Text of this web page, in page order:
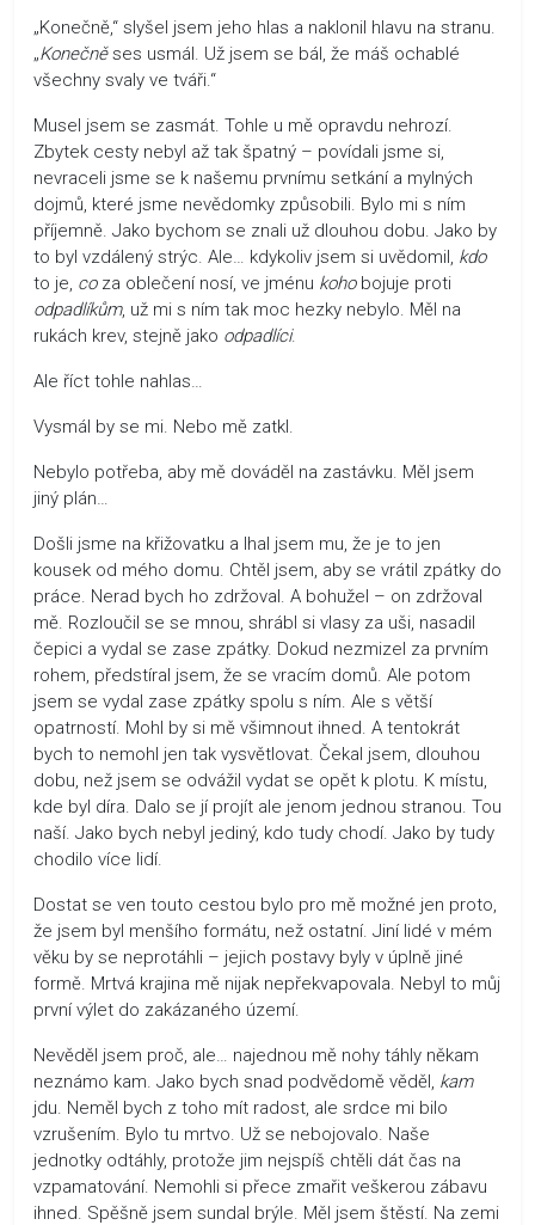
„Konečně,“ slyšel jsem jeho hlas a naklonil hlavu na stranu.
„Konečněses usmál. Už jsem se bál, že máš ochablé
všechny svaly ve tváři.“
Musel jsem se zasmát. Tohle u mě opravdu nehrozí.
Zbytek cesty nebyl až tak špatný – povídali jsme si,
nevraceli jsme se k našemu prvnímu setkání a mylných
dojmů, které jsme nevědomky způsobili. Bylo mi s ním
příjemně. Jako bychom se znali už dlouhou dobu. Jako by
to byl vzdálený strýc. Ale… kdykoliv jsem si uvědomil, kdo
to je, co za oblečení nosí, ve jménu kohobojuje proti
odpadlíkům, už mi s ním tak moc hezky nebylo. Měl na
rukách krev, stejně jako odpadlíci.
Ale říct tohle nahlas…
Vysmál by se mi. Nebo mě zatkl.
Nebylo potřeba, aby mě dováděl na zastávku. Měl jsem
jiný plán…
Došli jsme na křižovatku a lhal jsem mu, že je to jen
kousek od mého domu. Chtěl jsem, aby se vrátil zpátky do
práce. Nerad bych ho zdržoval. A bohužel – on zdržoval
mě. Rozloučil se se mnou, shrábl si vlasy za uši, nasadil
čepici a vydal se zase zpátky. Dokud nezmizel za prvním
rohem, předstíral jsem, že se vracím domů. Ale potom
jsem se vydal zase zpátky spolu s ním. Ale s větší
opatrností. Mohl by si mě všimnout ihned. A tentokrát
bych to nemohl jen tak vysvětlovat. Čekal jsem, dlouhou
dobu, než jsem se odvážil vydat se opět k plotu. K místu,
kde byl díra. Dalo se jí projít ale jenom jednou stranou. Tou
naší. Jako bych nebyl jediný, kdo tudy chodí. Jako by tudy
chodilo více lidí.
Dostat se ven touto cestou bylo pro mě možné jen proto,
že jsem byl menšího formátu, než ostatní. Jiní lidé v mém
věku by se neprotáhli – jejich postavy byly v úplně jiné
formě. Mrtvá krajina mě nijak nepřekvapovala. Nebyl to můj
první výlet do zakázaného území.
Nevěděl jsem proč, ale… najednou mě nohy táhly někam
neznámo kam. Jako bych snad podvědomě věděl, kam
jdu. Neměl bych z toho mít radost, ale srdce mi bilo
vzrušením. Bylo tu mrtvo. Už se nebojovalo. Naše
jednotky odtáhly, protože jim nejspíš chtěli dát čas na
vzpamatování. Nemohli si přece zmařit veškerou zábavu
ihned. Spěšně jsem sundal brýle. Měl jsem štěstí. Na zemi